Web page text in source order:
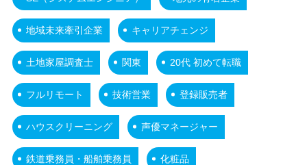
地域未来牽引企業 キャリアチェンジ
土地家屋調査士 関東 20代 初めて転職
フルリモート 技術営業 登録販売者
ハウスクリーニング 声優マネージャー
鉄道乗務員・船舶乗務員 化粧品